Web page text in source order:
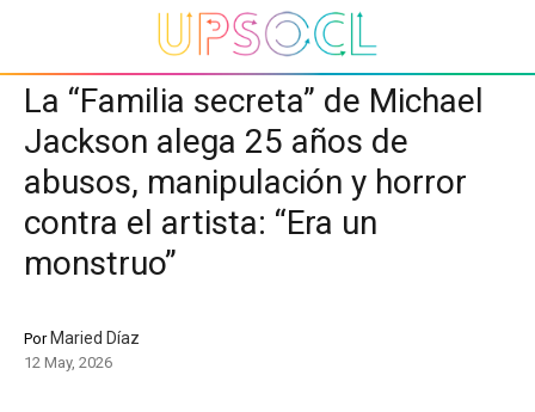
La “Familia secreta” de Michael
Jackson alega 25 años de
abusos, manipulación y horror
contra el artista: “Era un
monstruo”
Por Maried Díaz
12 May, 2026